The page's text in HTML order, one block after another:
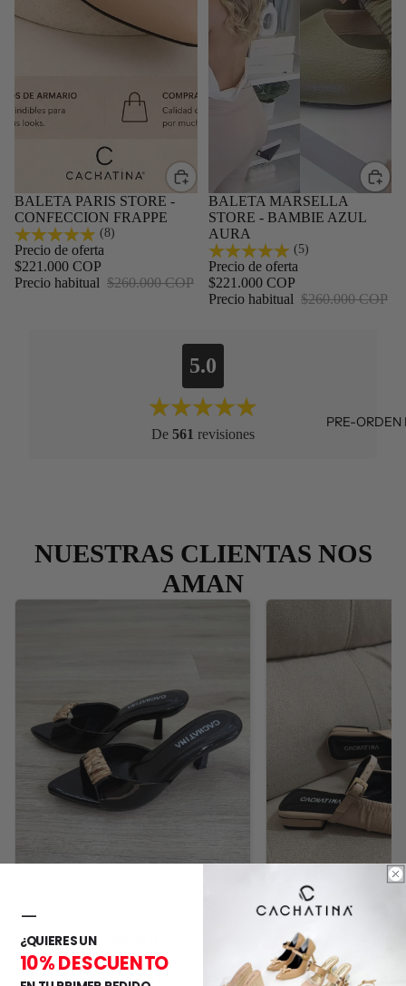
PRE-
Oferta
BALETA PARIS STORE -
CONFECCION FRAPPE
(8)
Precio de oferta
$221.000 COP
Precio habitual $260.000 COP
Oferta
BALETA MARSELLA
STORE - BAMBIE AZUL
AURA
(5)
Precio de oferta
$221.000 COP
Precio habitual $260.000 COP
5.0
De 561 revisiones
NUESTRAS CLIENTAS NOS
AMAN
Quedé fascinada con la calidad los
Quedé encantada
—
¿QUIERES UN
10% DESCUENTO